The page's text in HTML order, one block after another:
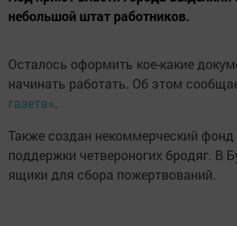
небольшой штат работников.
Осталось оформить кое-какие
начинать работать. Об этом
газета».
Также создан некоммерческий фонд
поддержки четвероногих бродяг. В
ящики для сбора пожертвований.